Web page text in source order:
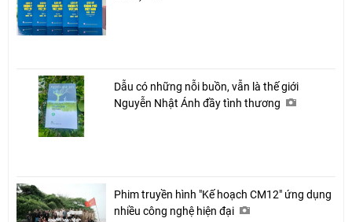
Dẫu có những nỗi buồn, vẫn là thế giới
Nguyễn Nhật Ánh đầy tình thương
Phim truyền hình "Kế hoạch CM12" ứng dụng
nhiều công nghệ hiện đại